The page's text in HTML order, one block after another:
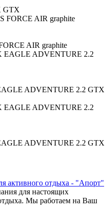
AIR graphite
ADVENTURE 2.2 GTX
ADVENTURE 2.2 GTX
для настоящих
Мы работаем на Ваш